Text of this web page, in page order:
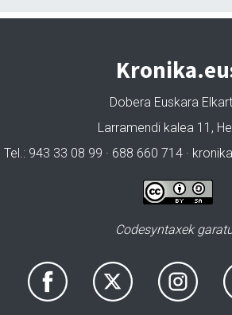
Dobera Euskara
Larramendi kalea 11,
Tel.: 943 33 08 99 · 688 660 714 ·
Codesyntaxek